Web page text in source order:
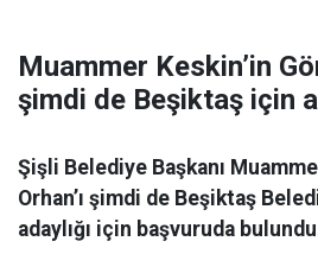
Muammer Keskin’in
şimdi de Beşiktaş için
Şişli Belediye Başkanı
Orhan’ı şimdi de Beşiktaş
adaylığı için başvuruda